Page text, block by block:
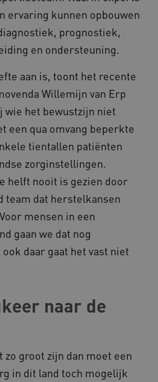
ervaring kunnen opbouwen
prognostiek,
en ondersteuning.
aan is, toont het recente
Willemijn van Erp
wie het bewustzijn niet
een qua omvang beperkte
tientallen patiënten
zorginstellingen.
helft nooit is gezien door
team dat herstelkansen
mensen in een
gaan we dat nog
daar gaat het vast niet
naar de
zo groot zijn dan moet een
in dit land toch mogelijk
Amazon.com Inc.
vilans.blueconic.net
Amazon.com Inc.
a594.kennispleingehandicaptensector.nl
www.kennispleingehandicaptensector.nl